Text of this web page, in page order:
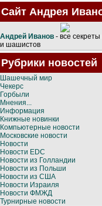
Сайт Андрея
Андрей Иванов - все
и шашистов
Рубрики новостей
Шашечный мир
Чекерс
Горбыли
Мнения...
Информация
Книжные новинки
Компьютерные новости
Московские новости
Новости
Новости EDC
Новости из Голландии
Новости из Польши
Новости из США
Новости Израиля
Новости ФМЖД
Турнирные новости